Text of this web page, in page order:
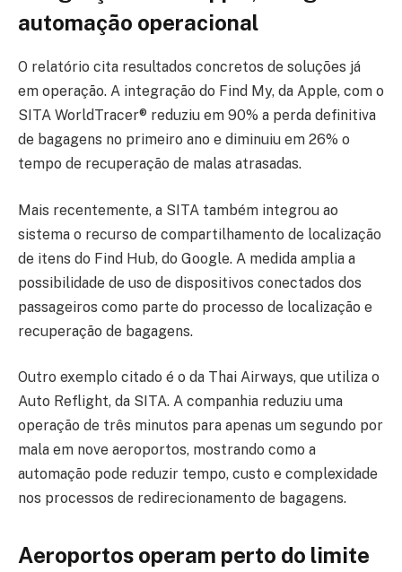
automação operacional
O relatório cita resultados concretos de soluções já
em operação. A integração do Find My, da Apple, com o
SITA WorldTracer® reduziu em 90% a perda definitiva
de bagagens no primeiro ano e diminuiu em 26% o
tempo de recuperação de malas atrasadas.
Mais recentemente, a SITA também integrou ao
sistema o recurso de compartilhamento de localização
de itens do Find Hub, do Google. A medida amplia a
possibilidade de uso de dispositivos conectados dos
passageiros como parte do processo de localização e
recuperação de bagagens.
Outro exemplo citado é o da Thai Airways, que utiliza o
Auto Reflight, da SITA. A companhia reduziu uma
operação de três minutos para apenas um segundo por
mala em nove aeroportos, mostrando como a
automação pode reduzir tempo, custo e complexidade
nos processos de redirecionamento de bagagens.
Aeroportos operam perto do limite